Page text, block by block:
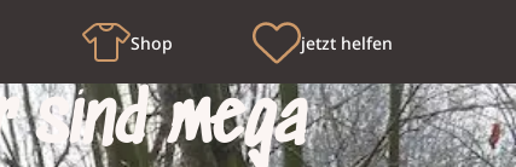
Shop jetzt helfen
mega